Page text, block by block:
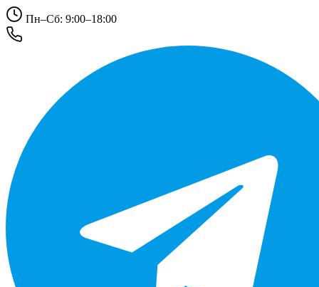
Пн–Сб: 9:00–18:00